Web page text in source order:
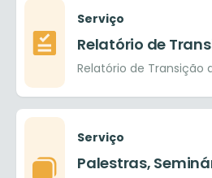
Serviço
Relatório de
Relatório de Transição
Serviço
Palestras,